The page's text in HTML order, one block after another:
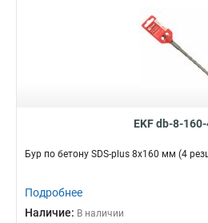
EKF db-8-
Бур по бетону SDS-plus 8х160 мм (4
Подробнее
Наличие: В наличии